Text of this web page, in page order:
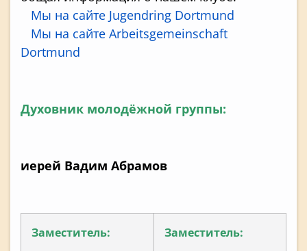
Мы на сайте Jugendring Dortmund
Мы на сайте Arbeitsgemeinschaft
Dortmund
Духовник молодёжной группы:
иерей Вадим Абрамов
Заместитель: Заместитель: